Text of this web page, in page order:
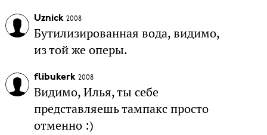
Uznick 2008
Бутилизированная вода, видимо,
из той же оперы.
flibukerk 2008
Видимо, Илья, ты себе
представляешь тампакс просто
отменно :)